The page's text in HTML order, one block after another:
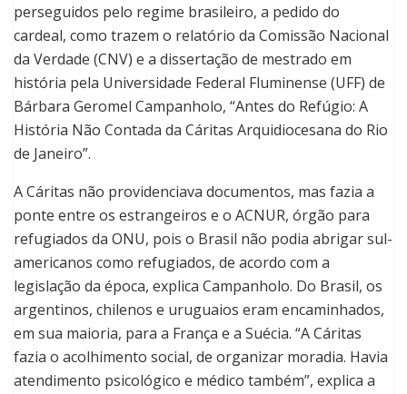
perseguidos pelo regime brasileiro, a pedido do
cardeal, como trazem o relatório da Comissão Nacional
da Verdade (CNV) e a dissertação de mestrado em
história pela Universidade Federal Fluminense (UFF) de
Bárbara Geromel Campanholo, “Antes do Refúgio: A
História Não Contada da Cáritas Arquidiocesana do Rio
de Janeiro”.
A Cáritas não providenciava documentos, mas fazia a
ponte entre os estrangeiros e o ACNUR, órgão para
refugiados da ONU, pois o Brasil não podia abrigar sul-
americanos como refugiados, de acordo com a
legislação da época, explica Campanholo. Do Brasil, os
argentinos, chilenos e uruguaios eram encaminhados,
em sua maioria, para a França e a Suécia. “A Cáritas
fazia o acolhimento social, de organizar moradia. Havia
atendimento psicológico e médico também”, explica a